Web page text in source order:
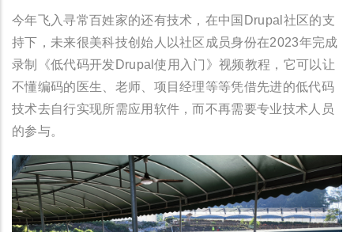
今年飞入寻常百姓家的还有技术，在中国Drupal社区的支
持下，未来很美科技创始人以社区成员身份在2023年完成
录制《低代码开发Drupal使用入门》视频教程，它可以让
不懂编码的医生、老师、项目经理等等凭借先进的低代码
技术去自行实现所需应用软件，而不再需要专业技术人员
的参与。